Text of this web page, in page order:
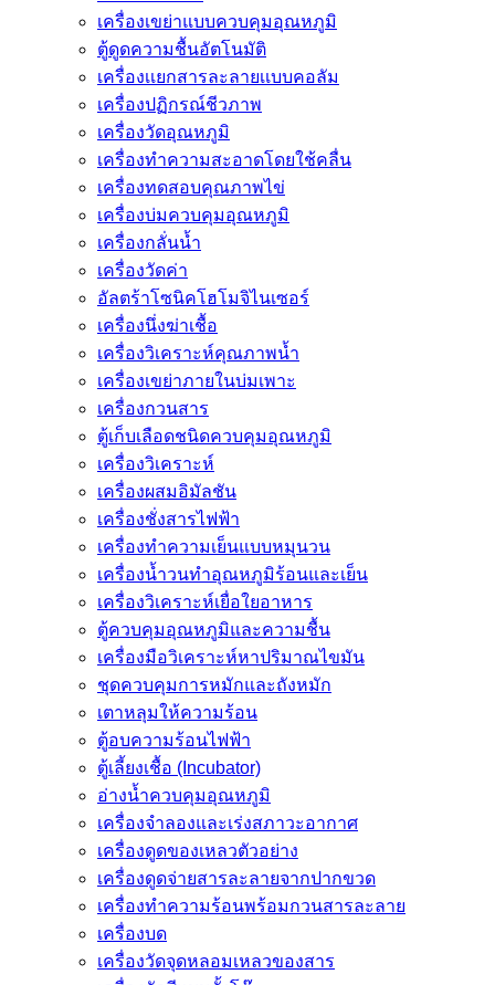
เครื่องเขย่าแบบควบคุมอุณหภูมิ
ตู้ดูดความชื้นอัตโนมัติ
เครื่องเเยกสารละลายเเบบคอลัม
เครื่องปฏิกรณ์ชีวภาพ
เครื่องวัดอุณหภูมิ
เครื่องทำความสะอาดโดยใช้คลื่น
เครื่องทดสอบคุณภาพไข่
เครื่องบ่มควบคุมอุณหภูมิ
เครื่องกลั่นน้ำ
เครื่องวัดค่า
อัลตร้าโซนิคโฮโมจิไนเซอร์
เครื่องนึ่งฆ่าเชื้อ
เครื่องวิเคราะห์คุณภาพน้ำ
เครื่องเขย่าภายในบ่มเพาะ
เครื่องกวนสาร
ตู้เก็บเลือดชนิดควบคุมอุณหภูมิ
เครื่องวิเคราะห์
เครื่องผสมอิมัลชัน
เครื่องชั่งสารไฟฟ้า
เครื่องทำความเย็นแบบหมุนวน
เครื่องน้ำวนทำอุณหภูมิร้อนและเย็น
เครื่องวิเคราะห์เยื่อใยอาหาร
ตู้ควบคุมอุณหภูมิและความชื้น
เครื่องมือวิเคราะห์หาปริมาณไขมัน
ชุดควบคุมการหมักและถังหมัก
เตาหลุมให้ความร้อน
ตู้อบความร้อนไฟฟ้า
ตู้เลี้ยงเชื้อ (Incubator)
อ่างน้ำควบคุมอุณหภูมิ
เครื่องจำลองและเร่งสภาวะอากาศ
เครื่องดูดของเหลวตัวอย่าง
เครื่องดูดจ่ายสารละลายจากปากขวด
เครื่องทำความร้อนพร้อมกวนสารละลาย
เครื่องบด
เครื่องวัดจุดหลอมเหลวของสาร